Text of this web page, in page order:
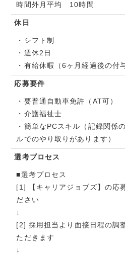
時間外月平均 10時間
休日
・シフト制
・週休2日
・有給休暇（6ヶ月経過後の付
応募要件
・要普通自動車免許（AT可）
・介護福祉士
・簡単なPCスキル（記録関係
ルでのやり取りがあります）
選考プロセス
■選考プロセス
[1] 【キャリアジョブズ】の応
ださい
↓
[2] 採用担当より面接日程の調
ただきます
↓